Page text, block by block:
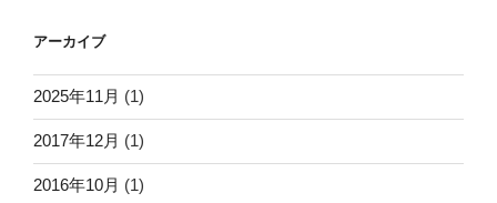
アーカイブ
2025年11月 (1)
2017年12月 (1)
2016年10月 (1)